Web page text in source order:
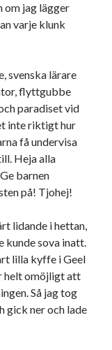
om jag lägger
varje klunk
svenska lärare
flyttgubbe
paradiset vid
inte riktigt hur
få undervisa
Heja alla
barnen
på! Tjohej!
lidande i hettan,
kunde sova inatt.
lilla kyffe i Geel
helt omöjligt att
Så jag tog
gick ner och lade